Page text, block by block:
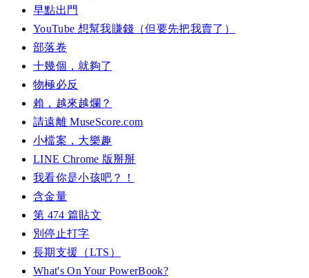
早點出門
YouTube 想幫我賺錢（但要先把我賣了）
部落卷
十幾個，就夠了
物極必反
賴，越來越爛？
請遠離 MuseScore.com
小檔案，大樂趣
LINE Chrome 版掰掰
我看你是小孩吧？！
含金量
第 474 篇貼文
別停止打字
長期支援（LTS）
What's On Your PowerBook?